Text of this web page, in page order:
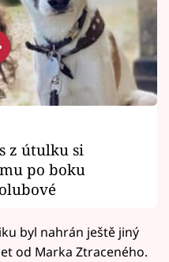
z útulku si
po boku
byl nahrán ještě jiný
od Marka Ztraceného.